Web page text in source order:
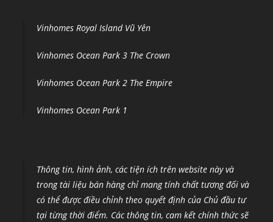
Vinhomes Royal Island Vũ Yên
Vinhomes Ocean Park 3 The Crown
Vinhomes Ocean Park 2 The Empire
Vinhomes Ocean Park 1
Thông tin, hình ảnh, các tiện ích trên website này và
trong tài liệu bán hàng chỉ mang tính chất tương đối và
có thể được điều chỉnh theo quyết định của Chủ đầu tư
tại từng thời điểm. Các thông tin, cam kết chính thức sẽ